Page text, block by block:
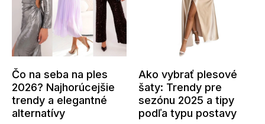
Čo na seba na ples
2026? Najhorúcejšie
trendy a elegantné
alternatívy
Ako vybrať plesové
šaty: Trendy pre
sezónu 2025 a tipy
podľa typu postavy